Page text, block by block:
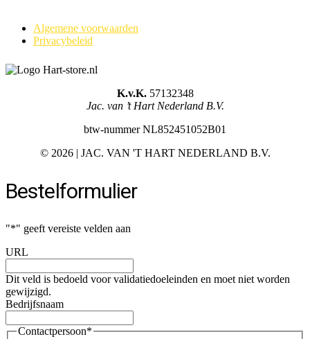
Algemene voorwaarden
Privacybeleid
K.v.K.57132348
Jac. van ’t Hart Nederland B.V.
btw-nummer NL852451052B01
© 2026 | JAC. VAN 'T HART NEDERLAND B.V.
Bestelformulier
"*" geeft vereiste velden aan
URL
Dit veld is bedoeld voor validatiedoeleinden en moet niet worden
gewijzigd.
Bedrijfsnaam
Contactpersoon*